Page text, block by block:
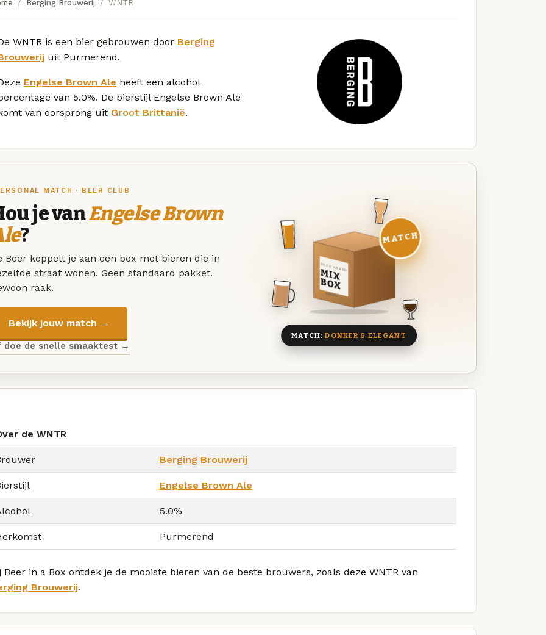
Berging Brouwerij WNTR
WNTR is een bier gebrouwen door Berging
uit Purmerend.
Engelse Brown Ale heeft een alcohol
van 5.0%. De bierstijl Engelse Brown Ale
van oorsprong uit Groot Brittanië.
MATCH · BEER CLUB
je vanEngelse Brown
?
Beer koppelt je aan een box met bieren die in
straat wonen. Geen standaard pakket.
raak.
Bekijk jouw match →
doe de snelle smaaktest →
DEZE MAAND
MIX
BOX
8 BIEREN
MATCH
MATCH:DONKER & ELEGANT
de WNTR
Berging Brouwerij
Engelse Brown Ale
5.0%
Purmerend
Beer in a Box ontdek je de mooiste bieren van de beste brouwers, zoals deze WNTR van
Brouwerij.